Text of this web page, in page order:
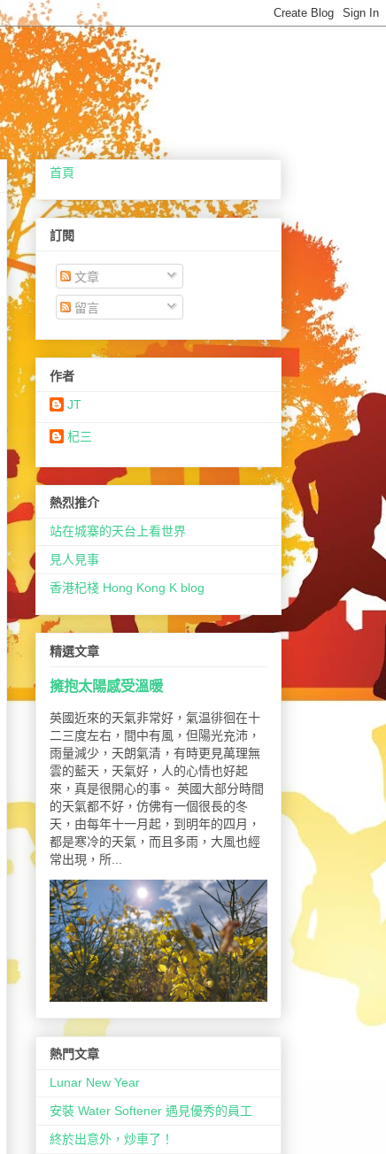
首頁
訂閱
文章
留言
作者
JT
杞三
熱烈推介
站在城寨的天台上看世界
見人見事
香港杞棧 Hong Kong K blog
精選文章
擁抱太陽感受溫暖
英國近來的天氣非常好，氣温徘徊在十
二三度左右，間中有風，但陽光充沛，
雨量減少，天朗氣清，有時更見萬理無
雲的藍天，天氣好，人的心情也好起
來，真是很開心的事。 英國大部分時間
的天氣都不好，仿佛有一個很長的冬
天，由每年十一月起，到明年的四月，
都是寒冷的天氣，而且多雨，大風也經
常出現，所...
熱門文章
Lunar New Year
安裝 Water Softener 遇見優秀的員工
終於出意外，炒車了！